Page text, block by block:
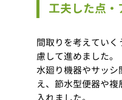
工夫した点・
間取りを考えてい
慮して進めました。
水廻り機器やサッ
え、節水型便器や